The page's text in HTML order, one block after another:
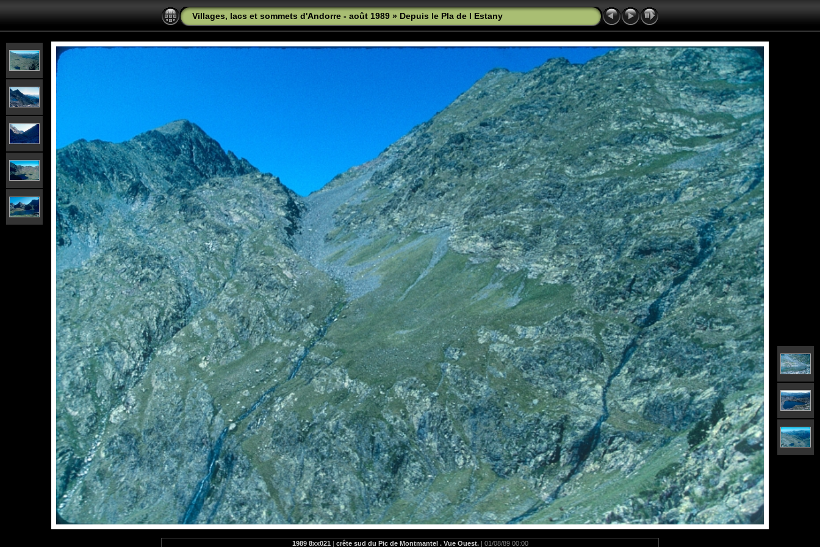
Villages, lacs et sommets d'Andorre - août 1989 » Depuis le Pla de l Estany
1989 8xx021 | crête sud du Pic de Montmantel . Vue Ouest.| 01/08/89 00:00